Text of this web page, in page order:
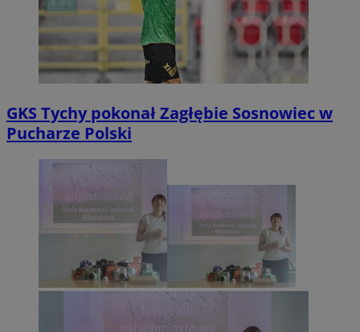
GKS Tychy pokonał Zagłębie Sosnowiec w
Pucharze Polski